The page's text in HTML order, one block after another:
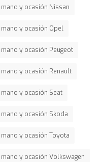
y ocasión Nissan
y ocasión Opel
y ocasión Peugeot
y ocasión Renault
y ocasión Seat
y ocasión Skoda
y ocasión Toyota
y ocasión Volkswagen